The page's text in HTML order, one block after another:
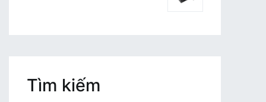
Tìm kiếm